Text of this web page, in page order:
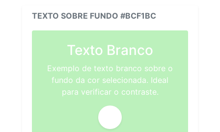
TEXTO SOBRE FUNDO #BCF1BC
Texto Branco
Exemplo de texto branco sobre o
fundo da cor selecionada. Ideal
para verificar o contraste.